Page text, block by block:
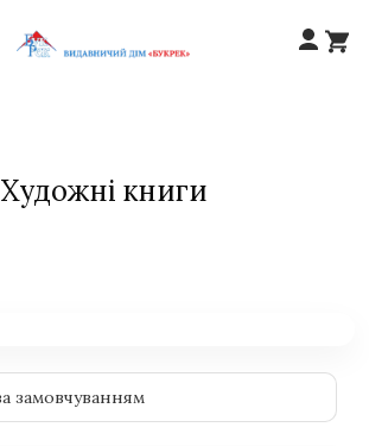
Художні книги